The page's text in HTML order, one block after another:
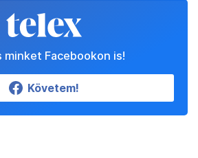
minket Facebookon is!
Követem!